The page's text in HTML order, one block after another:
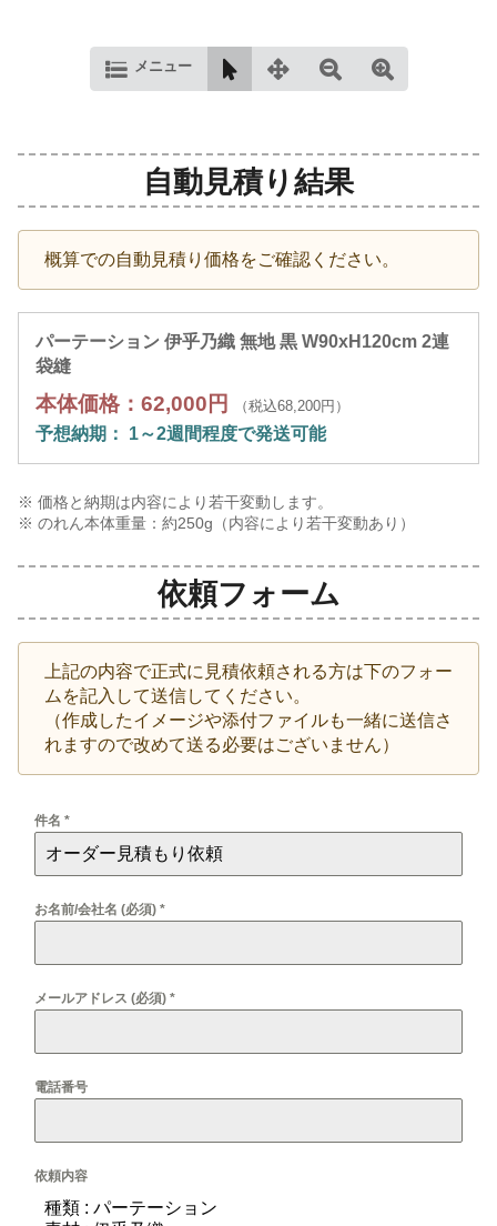
メニュー
自動見積り結果
概算での自動見積り価格をご確認ください。
パーテーション 伊乎乃織 無地 黒 W90xH120cm 2連
袋縫
本体価格：62,000円 （税込68,200円）
予想納期： 1～2週間程度で発送可能
※ 価格と納期は内容により若干変動します。
※ のれん本体重量：約250g（内容により若干変動あり）
依頼フォーム
上記の内容で正式に見積依頼される方は下のフォー
ムを記入して送信してください。
（作成したイメージや添付ファイルも一緒に送信さ
れますので改めて送る必要はございません）
件名 *
お名前/会社名 (必須) *
メールアドレス (必須) *
電話番号
依頼内容